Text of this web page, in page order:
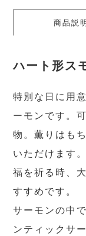
商品説
ハート形ス
特別な日に用
ーモンです。
物。薫りはも
いただけます
福を祈る時、
すすめです。
サーモンの中
ンティックサ